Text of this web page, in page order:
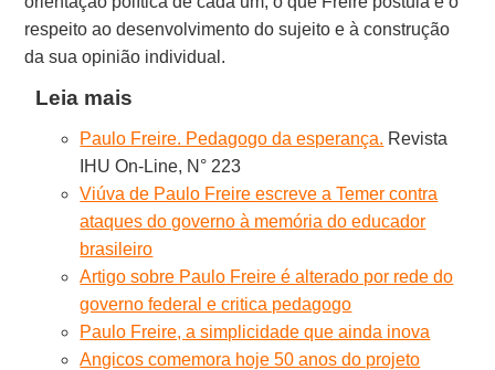
respeito ao desenvolvimento do sujeito e à construção
da sua opinião individual.
Leia mais
Paulo Freire. Pedagogo da esperança. Revista
IHU On-Line, N° 223
Viúva de Paulo Freire escreve a Temer contra
ataques do governo à memória do educador
brasileiro
Artigo sobre Paulo Freire é alterado por rede do
governo federal e critica pedagogo
Paulo Freire, a simplicidade que ainda inova
Angicos comemora hoje 50 anos do projeto